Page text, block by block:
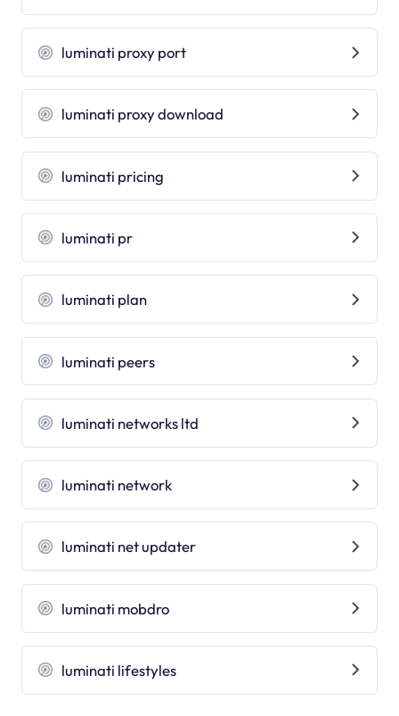
luminati proxy port
luminati proxy download
luminati pricing
luminati pr
luminati plan
luminati peers
luminati networks ltd
luminati network
luminati net updater
luminati mobdro
luminati lifestyles